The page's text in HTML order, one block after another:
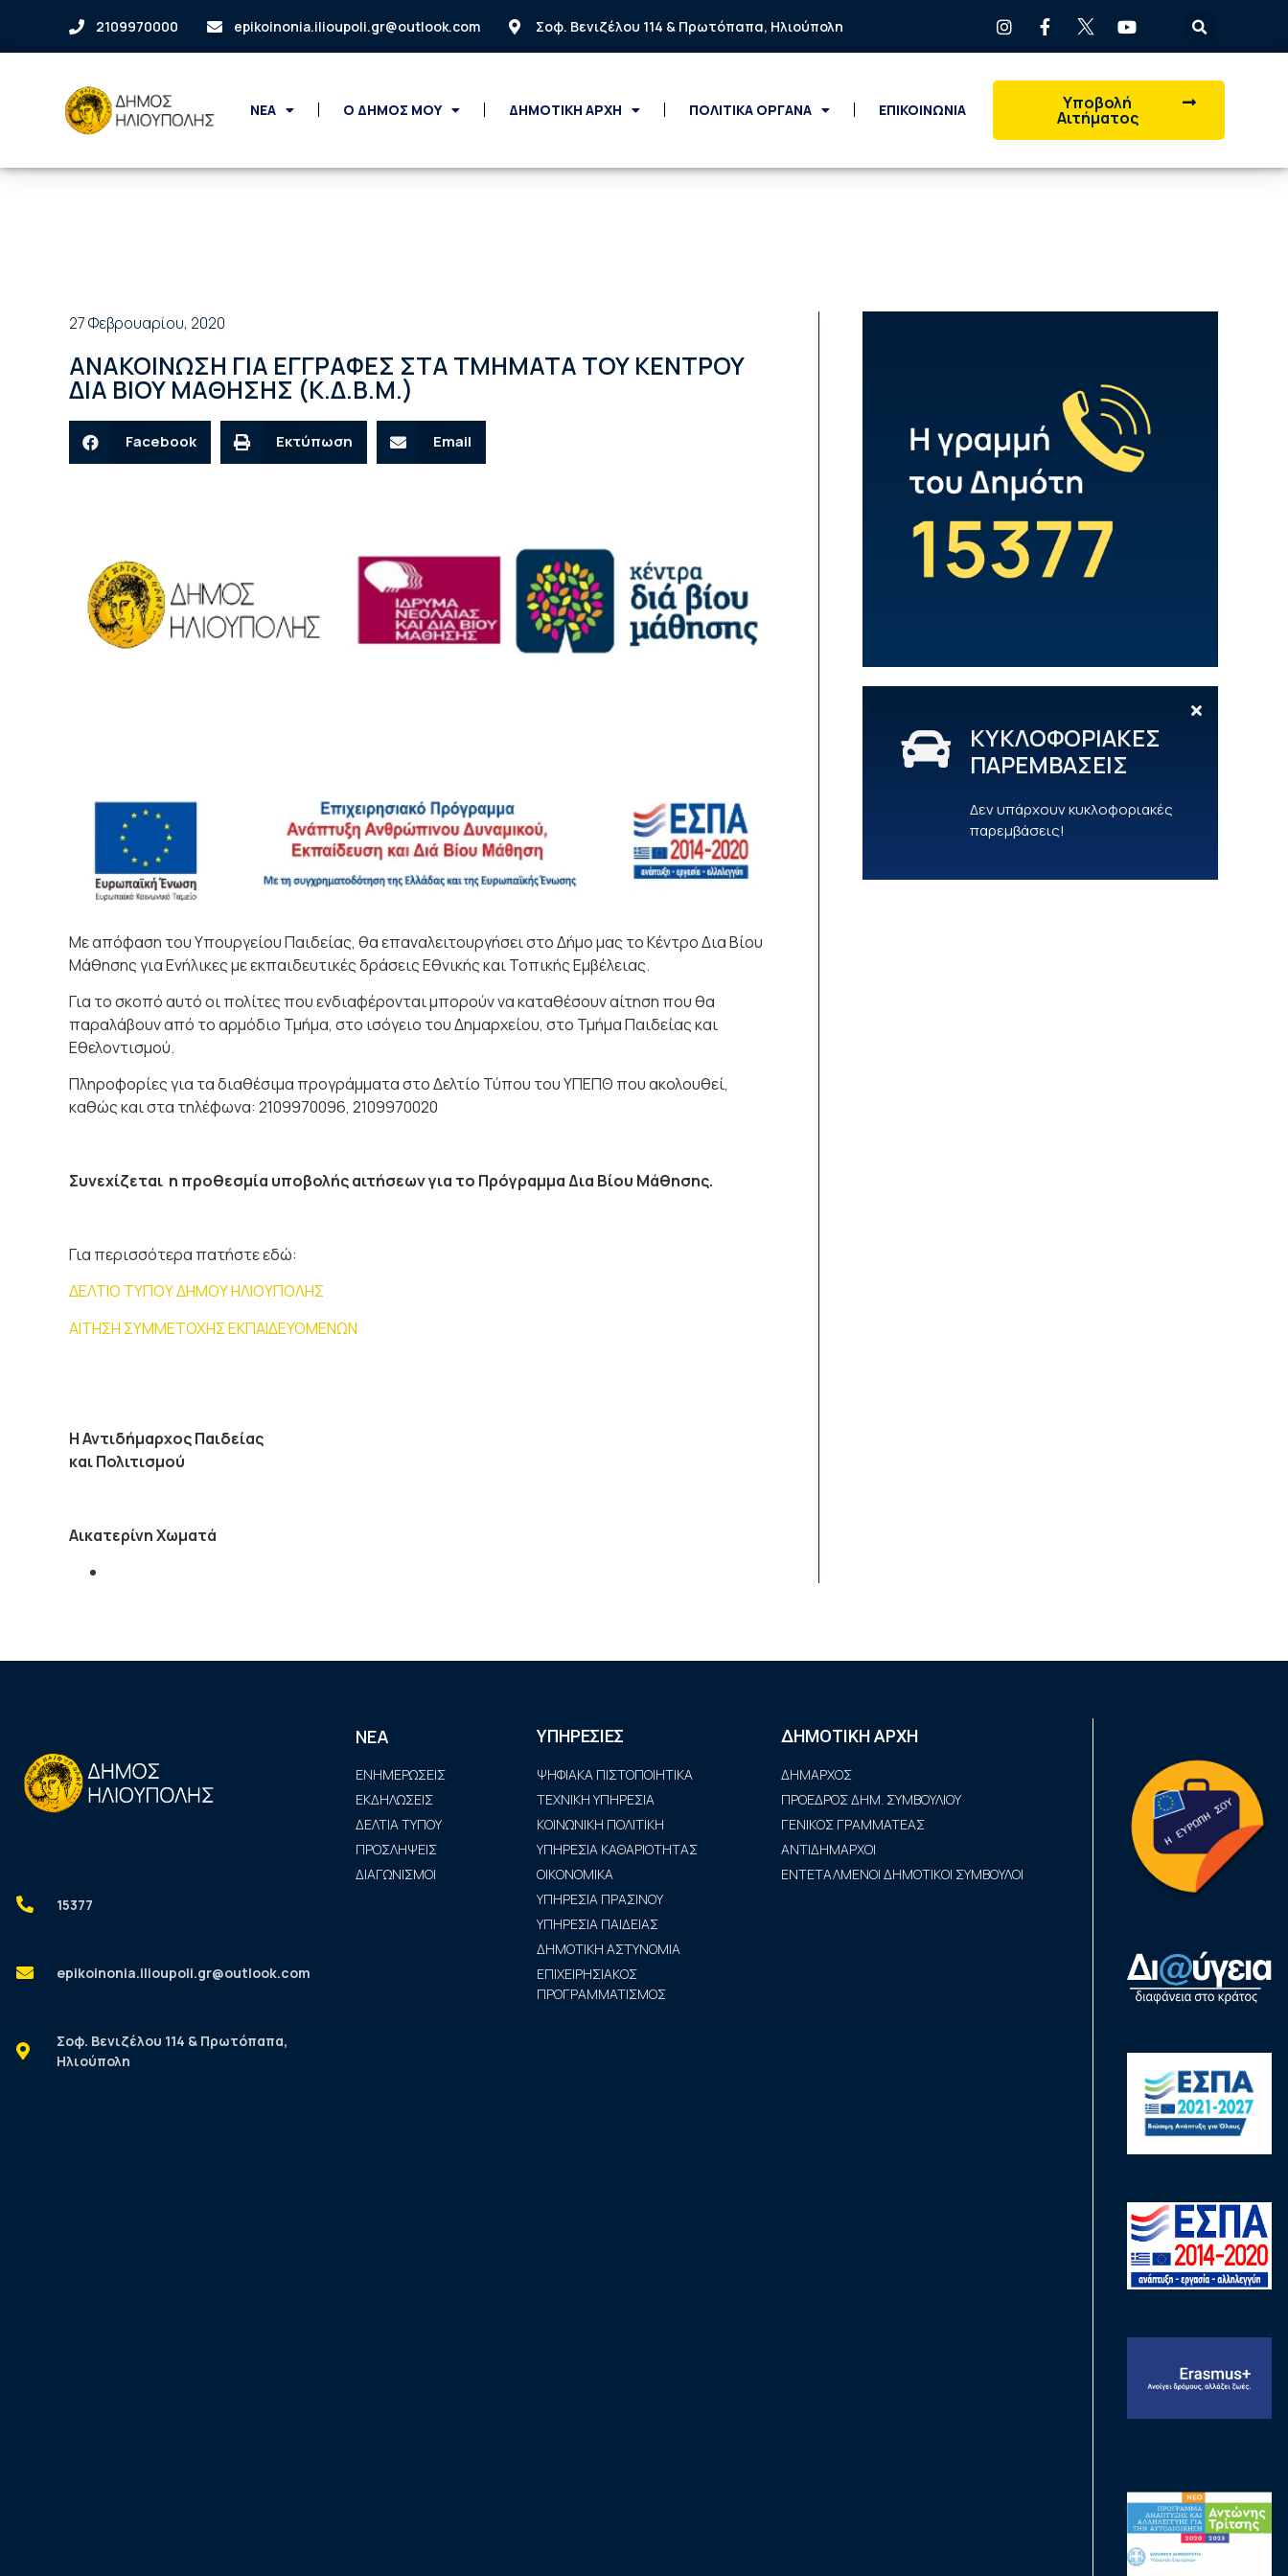
2109970000 epikoinonia.ilioupoli.gr@outlook.com Σοφ. Βενιζέλου 114 & Πρωτόπαπα, Ηλιούπολη
ΝΕΑ Ο ΔΗΜΟΣ ΜΟΥ ΔΗΜΟΤΙΚΗ ΑΡΧΗ ΠΟΛΙΤΙΚΑ ΟΡΓΑΝΑ ΕΠΙΚΟΙΝΩΝΙΑ Υποβολή
Αιτήματος
27 Φεβρουαρίου, 2020
ΑΝΑΚΟΙΝΩΣΗ ΓΙΑ ΕΓΓΡΑΦΕΣ ΣΤA TMHMATA ΤΟΥ ΚΕΝΤΡΟΥ
ΔΙΑ ΒΙΟΥ ΜΑΘΗΣΗΣ (Κ.Δ.Β.Μ.)
Facebook Εκτύπωση Email
Με απόφαση του Υπουργείου Παιδείας, θα επαναλειτουργήσει στο Δήμο μας το Κέντρο Δια Βίου
Μάθησης για Ενήλικες με εκπαιδευτικές δράσεις Εθνικής και Τοπικής Εμβέλειας.
Για το σκοπό αυτό οι πολίτες που ενδιαφέρονται μπορούν να καταθέσουν αίτηση που θα
παραλάβουν από το αρμόδιο Τμήμα, στο ισόγειο του Δημαρχείου, στο Τμήμα Παιδείας και
Εθελοντισμού.
Πληροφορίες για τα διαθέσιμα προγράμματα στο Δελτίο Τύπου του ΥΠΕΠΘ που ακολουθεί,
καθώς και στα τηλέφωνα: 2109970096, 2109970020
Συνεχίζεται η προθεσμία υποβολής αιτήσεων για το Πρόγραμμα Δια Βίου Μάθησης.
Για περισσότερα πατήστε εδώ:
ΔΕΛΤΙΟ ΤΥΠΟΥ ΔΗΜΟΥ ΗΛΙΟΥΠΟΛΗΣ
ΑΙΤΗΣΗ ΣΥΜΜΕΤΟΧΗΣ ΕΚΠΑΙΔΕΥΟΜΕΝΩΝ
Η Αντιδήμαρχος Παιδείας
και Πολιτισμού
Αικατερίνη Χωματά
ΚΥΚΛΟΦΟΡΙΑΚΕΣ
ΠΑΡΕΜΒΑΣΕΙΣ
Δεν υπάρχουν κυκλοφοριακές
παρεμβάσεις!
15377
epikoinonia.ilioupoli.gr@outlook.com
Σοφ. Βενιζέλου 114 & Πρωτόπαπα,
Ηλιούπολη
ΝΕΑ
ΕΝΗΜΕΡΩΣΕΙΣ
ΕΚΔΗΛΩΣΕΙΣ
ΔΕΛΤΙΑ ΤΥΠΟΥ
ΠΡΟΣΛΗΨΕΙΣ
ΔΙΑΓΩΝΙΣΜΟΙ
ΥΠΗΡΕΣΙΕΣ
ΨΗΦΙΑΚΑ ΠΙΣΤΟΠΟΙΗΤΙΚΑ
ΤΕΧΝΙΚΗ ΥΠΗΡΕΣΙΑ
ΚΟΙΝΩΝΙΚΗ ΠΟΛΙΤΙΚΗ
ΥΠΗΡΕΣΙΑ ΚΑΘΑΡΙΟΤΗΤΑΣ
ΟΙΚΟΝΟΜΙΚΑ
ΥΠΗΡΕΣΙΑ ΠΡΑΣΙΝΟΥ
ΥΠΗΡΕΣΙΑ ΠΑΙΔΕΙΑΣ
ΔΗΜΟΤΙΚΗ ΑΣΤΥΝΟΜΙΑ
ΕΠΙΧΕΙΡΗΣΙΑΚΟΣ
ΠΡΟΓΡΑΜΜΑΤΙΣΜΟΣ
ΔΗΜΟΤΙΚΗ ΑΡΧΗ
ΔΗΜΑΡΧΟΣ
ΠΡΟΕΔΡΟΣ ΔΗΜ. ΣΥΜΒΟΥΛΙΟΥ
ΓΕΝΙΚΟΣ ΓΡΑΜΜΑΤΕΑΣ
ΑΝΤΙΔΗΜΑΡΧΟΙ
ΕΝΤΕΤΑΛΜΕΝΟΙ ΔΗΜΟΤΙΚΟΙ ΣΥΜΒΟΥΛΟΙ